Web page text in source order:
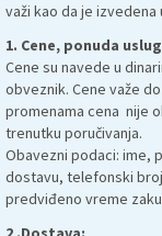
važi kao da je
1. Cene, ponuda
Cene su navede u
obveznik. Cene važe
promenama cena nije
trenutku poručivanja.
Obavezni podaci: ime,
dostavu, telefonski
predviđeno vreme